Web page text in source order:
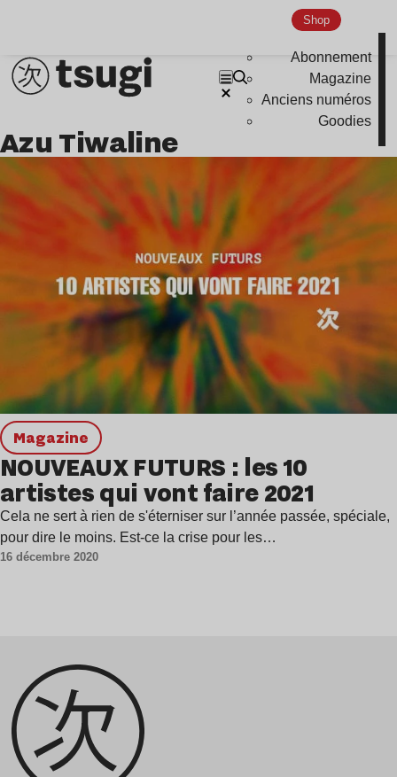
Shop
Abonnement
Magazine
Anciens numéros
Goodies
Azu Tiwaline
magazine
NOUVEAUX FUTURS : les 10
artistes qui vont faire 2021
Cela ne sert à rien de s'éterniser sur l’année passée, spéciale,
pour dire le moins. Est-ce la crise pour les…
16 décembre 2020